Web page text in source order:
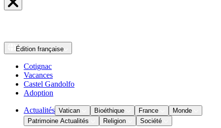
Édition française
Cotignac
Vacances
Castel Gandolfo
Adoption
Actualités Vatican Bioéthique France
Monde
Patrimoine Actualités
Religion Société